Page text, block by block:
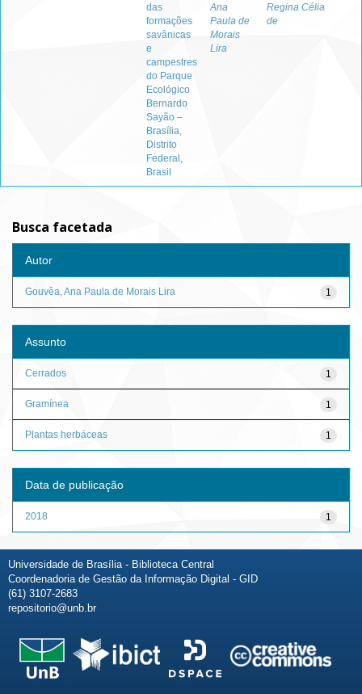
das
formações
savânicas
e
campestres
do Parque
Ecológico
Bernardo
Sayão –
Brasília,
Distrito
Federal,
Brasil
Ana
Paula de
Morais
Lira
Regina Célia
de
Busca facetada
Autor
1
Gouvêa, Ana Paula de Morais Lira
Assunto
1
Cerrados
1
Gramínea
1
Plantas herbáceas
Data de publicação
1
2018
Universidade de Brasília - Biblioteca Central
Coordenadoria de Gestão da Informação Digital - GID
(61) 3107-2683
repositorio@unb.br